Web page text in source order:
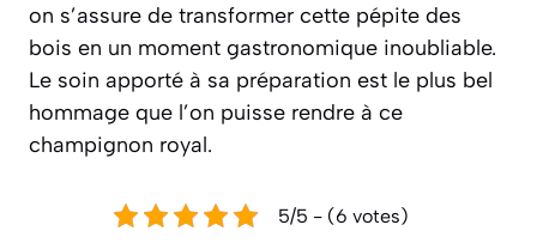
on s’assure de transformer cette pépite des
bois en un moment gastronomique inoubliable.
Le soin apporté à sa préparation est le plus bel
hommage que l’on puisse rendre à ce
champignon royal.
5/5 - (6 votes)